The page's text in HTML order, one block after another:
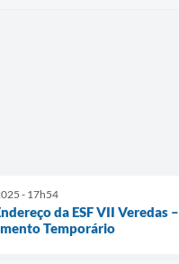
- 17h54
da ESF VII Veredas –
Temporário